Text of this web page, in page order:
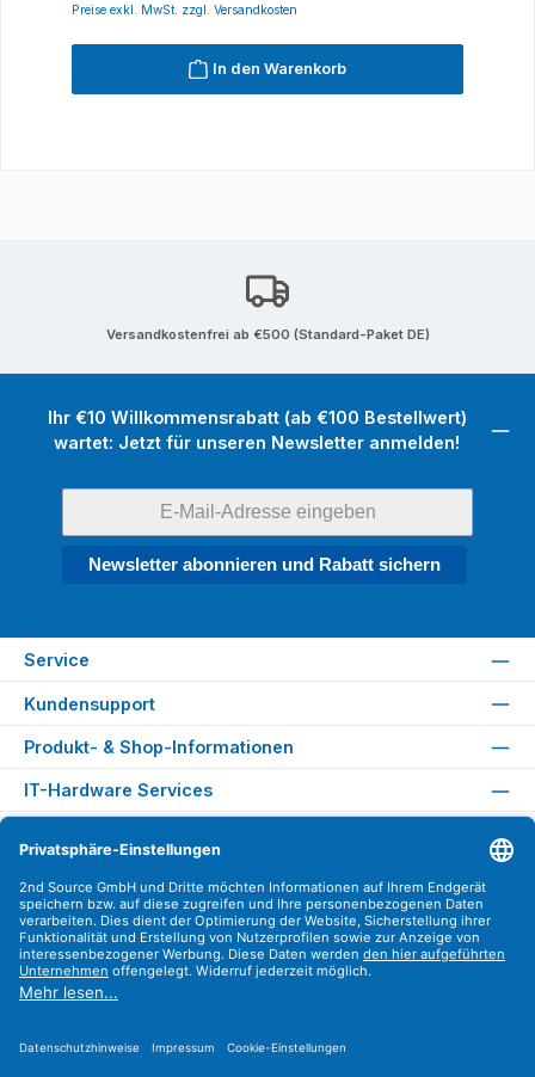
Preise exkl. MwSt. zzgl. Versandkosten
In den Warenkorb
Versandkostenfrei ab €500 (Standard-Paket DE)
Ihr €10 Willkommensrabatt (ab €100 Bestellwert)
wartet: Jetzt für unseren Newsletter anmelden!
Newsletter abonnieren und Rabatt sichern
Service
Kundensupport
Produkt- & Shop-Informationen
IT-Hardware Services
Versandarten
Zahlungsarten
Sicher Einkaufen
Find us on